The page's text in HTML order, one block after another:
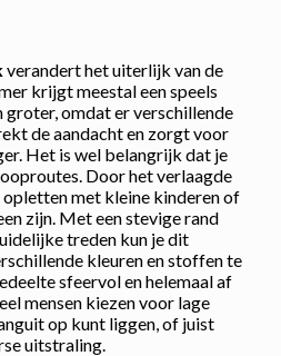
verandert het uiterlijk van de
krijgt meestal een speels
omdat er verschillende
de aandacht en zorgt voor
Het is wel belangrijk dat je
Door het verlaagde
opletten met kleine kinderen of
zijn. Met een stevige rand
treden kun je dit
kleuren en stoffen te
sfeervol en helemaal af
mensen kiezen voor lage
op kunt liggen, of juist
uitstraling.